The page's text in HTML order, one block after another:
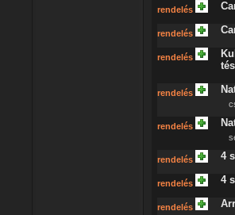
rendelés
rendelés
rendelés
rendelés
rendelés
rendelés 4
rendelés 4
rendelés